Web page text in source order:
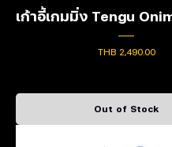
เก้าอี้เกมมิ่ง Tengu
Price
THB 2,490.00
Out of Stock